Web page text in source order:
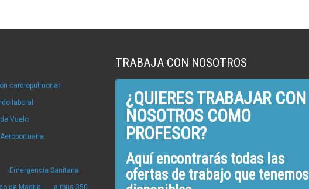
cardiopulmonar
laboral
Vuelo
Emergencia Sanitaria
de Madrid airbus 350
TRABAJA CON NOSOTROS
¿QUIERES TRABAJAR CON
NOSOTROS COMO
PROFESOR?
Aquí encontrarás todas las
ofertas de trabajo que tenemos